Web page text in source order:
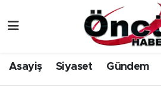
Asayiş Siyaset Gündem
Gündem
Düzce Nöbetçi Eczaneler
Düzce Hava Durumu